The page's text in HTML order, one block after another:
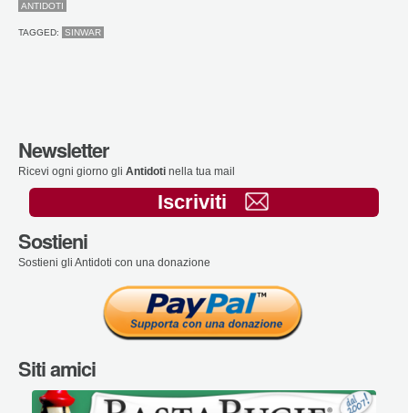
ANTIDOTI
TAGGED: SINWAR
Newsletter
Ricevi ogni giorno gli Antidoti nella tua mail
Iscriviti
Sostieni
Sostieni gli Antidoti con una donazione
Siti amici